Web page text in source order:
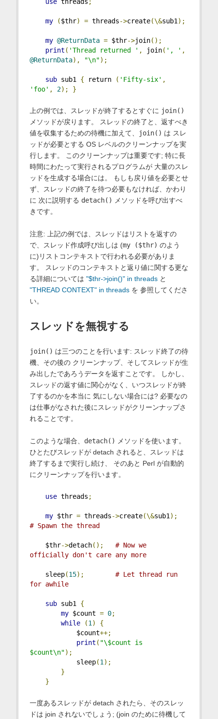
my ($thr) = threads->create(\&sub1 );
my @ReturnData = $thr->join();
print ( 'Thread returned ' , join( ', ' ,
@ReturnData), "\n");
sub sub1 { return ( 'Fifty-six' ,
'foo' , 2); }
上の例では、スレッドが終了するとすぐに join()
メソッドが戻ります。 スレッドの終了と、返すべき
値を収集するための待機に加えて、
join() は スレ
ッドが必要とする OS レベルのクリーンナップを実
行します。 このクリーンナップは重要です; 特に長
時間にわたって実行されるプログラムが 大量のスレ
ッドを生成する場合には。 もしも戻り値を必要とせ
ず、スレッドの終了を待つ必要もなければ、かわり
に 次に説明する detach()
メソッドを呼び出すべ
きです。
注意: 上記の例では、スレッドはリストを返すの
で、スレッド作成呼び出しは (my ($thr) のよう
に)リストコンテキストで行われる必要がありま
す。 スレッドのコンテキストと返り値に関する更な
る詳細については "$thr->join()" in threadsと
"THREAD CONTEXT" in threadsを 参照してくださ
い。
スレッドを無視する
join() は三つのことを行います: スレッド終了の待
機、その後の クリーンナップ、そしてスレッドが生
み出したであろうデータを返すことです。 しかし、
スレッドの返す値に関心がなく、いつスレッドが終
了するのかを本当に 気にしない場合には? 必要なの
は仕事がなされた後にスレッドがクリーンナップさ
れることです。
このような場合、 detach()
メソッドを使います。
ひとたびスレッドが detach されると、スレッドは
終了するまで実行し続け、 そのあと Perl が自動的
にクリーンナップを行います。
use threads ;
my $thr = threads->create(\&sub1 );
# Spawn the thread
$thr->detach();
# Now we
officially don't care any more
sleep(15);
# Let thread run
for awhile
sub sub1 {
my $count = 0;
while
(1 )
{
$count++;
print ( "\$count is
$count\n");
sleep(1 );
}
}
一度あるスレッドが detach されたら、そのスレッ
ドは join されないでしょう; (join のために待機して